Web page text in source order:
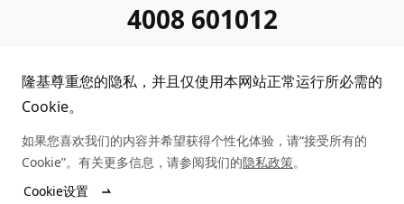
投诉举报
合规政策
客户问题反馈
收益计算
协同创新合作
4008 601012
Copyright © 2026 隆基绿能科技股份有限公司
隆基尊重您的隐私，并且仅使用本网站正常运行所必需的
Cookie。
如果您喜欢我们的内容并希望获得个性化体验，请“接受所有的
Cookie”。有关更多信息，请参阅我们的隐私政策。
Cookie设置